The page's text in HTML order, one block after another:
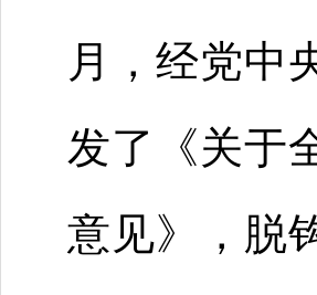
月，经党中
发了《关于
意见》，脱